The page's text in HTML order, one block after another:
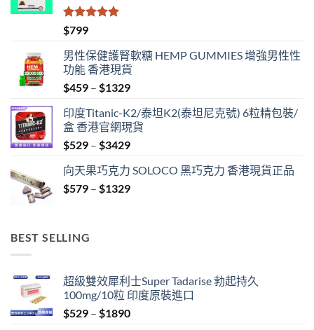
評分
滿分 5
$799
男性保健護腎軟糖 HEMP GUMMIES 增強男性性
功能 香港現貨
$459 – $1329Price
$459
through
$1329
印度Titanic-K2/泰坦K2(泰坦尼克號) 6粒精包裝/
盒 香港官網現貨
$529 – $3429Price
$529
through
向天果巧克力 SOLOCO 黑巧克力 香港現貨正品
$579 – $1329Price
BEST SELLING
超級雙效犀利士Super Tadarise 勃起持久
100mg/10粒 印度原裝進口
$529 – $1890Price